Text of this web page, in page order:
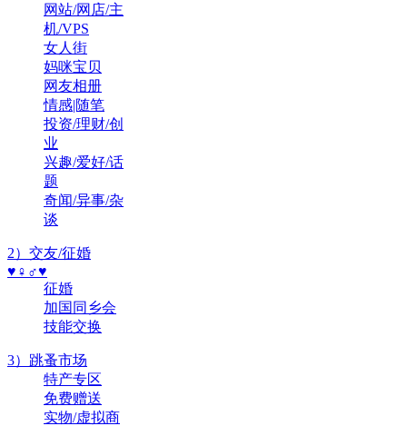
网站/网店/主
机/VPS
女人街
妈咪宝贝
网友相册
情感|随笔
投资/理财/创
业
兴趣/爱好/话
题
奇闻/异事/杂
谈
2）交友/征婚
♥♀♂♥
征婚
加国同乡会
技能交换
3）跳蚤市场
特产专区
免费赠送
实物/虚拟商